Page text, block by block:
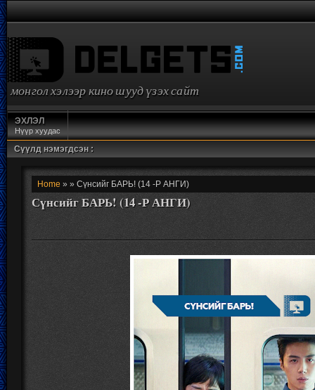
монгол хэлээр кино шууд үзэх сайт
ЭХЛЭЛ
Нүүр хуудас
Сүүлд нэмэгдсэн :
Home » » Сүнсийг БАРЬ! (14 -Р АНГИ)
Сүнсийг БАРЬ! (14 -Р АНГИ)